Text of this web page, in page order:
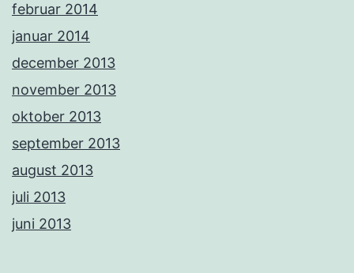
februar 2014
januar 2014
december 2013
november 2013
oktober 2013
september 2013
august 2013
juli 2013
juni 2013